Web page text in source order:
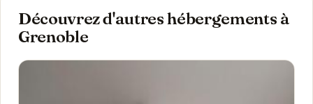
Découvrez d'autres hébergements à
Grenoble